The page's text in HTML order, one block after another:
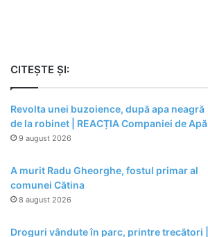
CITEȘTE ȘI:
Revolta unei buzoience, după apa neagră
de la robinet | REACȚIA Companiei de Apă
9 august 2026
A murit Radu Gheorghe, fostul primar al
comunei Cătina
8 august 2026
Droguri vândute în parc, printre trecători |